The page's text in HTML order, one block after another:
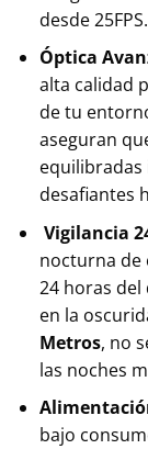
desde 25FPS.
Óptica
alta calidad
de tu
aseguran
equilibradas
desafiantes
Vigilancia
nocturna de
24 horas del
en la
Metros, no
las noches
bajo